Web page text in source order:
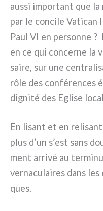
aus­si impor­tant que
par le con­ci­le Vatican
Paul VI en per­son­ne
en ce qui con­cer­ne
sai­re, sur une
rôle des con­fé­ren­ces
digni­té des Eglise
En lisant et en
plus d’un s’est sans
ment arri­vé au
ver­na­cu­lai­res dans
ques.